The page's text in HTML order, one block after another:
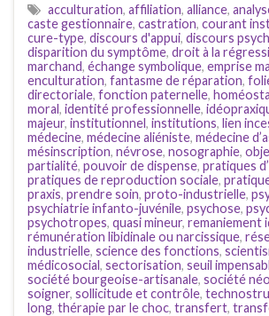
acculturation, affiliation, alliance,
caste gestionnaire, castration, courant
cure-type, discours d'appui, discours
disparition du symptôme, droit à la
marchand, échange symbolique, emprise
enculturation, fantasme de réparation,
directoriale, fonction paternelle,
moral, identité professionnelle,
majeur, institutionnel, institutions, lien
médecine, médecine aliéniste, médecine
mésinscription, névrose, nosographie,
partialité, pouvoir de dispense, pratiques
pratiques de reproduction sociale,
praxis, prendre soin, proto-industrielle,
psychiatrie infanto-juvénile, psychose,
psychotropes, quasi mineur, remaniement
rémunération libidinale ou narcissique,
industrielle, science des fonctions,
médicosocial, sectorisation, seuil
société bourgeoise-artisanale, société
soigner, sollicitude et contrôle,
long, thérapie par le choc, transfert,